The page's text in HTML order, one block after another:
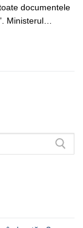
documentele
Ministerul…